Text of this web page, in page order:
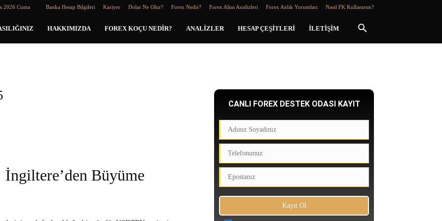
2026 Cuma Banka Hesap Bilgileri Kariyer Dolar Ne Olur? Forex Nedir? Forex Altın Analizleri Forex Anlık Yorumları Nasıl FK Kullanırım?
HAKKIMIZDA FOREX KOÇU NEDIR? ANALIZLER HESAP ÇEŞITLERI İLETIŞIM
İngiltere’den Büyüme
CANLI FOREX DESTEK ODASI KAYIT